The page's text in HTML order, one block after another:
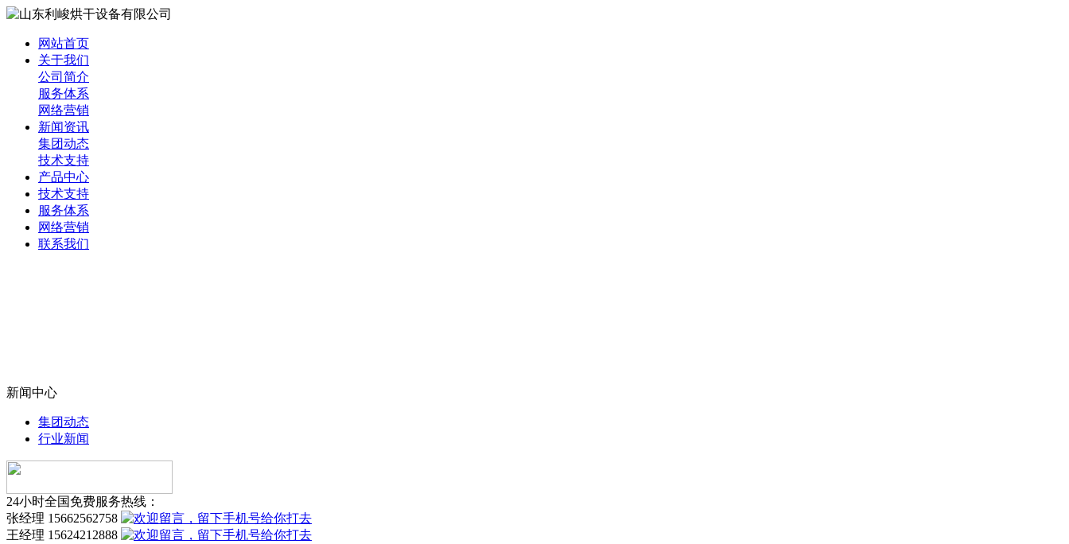
网站首页
关于我们
公司简介
服务体系
网络营销
新闻资讯
集团动态
技术支持
产品中心
技术支持
服务体系
网络营销
联系我们
新闻中心
集团动态
行业新闻
24小时全国免费服务热线：
张经理 15662562758
王经理 15624212888